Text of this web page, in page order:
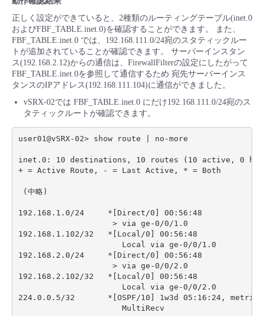
正しく設定ができていると、2種類のルーティングテーブル(inet.0
およびFBF_TABLE.inet.0)を確認することができます。 また、
FBF_TABLE.inet.0 では、192.168.111.0/24宛のスタティックルー
トが追加されていることが確認できます。 サーバーインスタン
ス(192.168.2.12)からの通信は、FirewallFilterの設定にしたがって
FBF_TABLE.inet.0を参照して通信するため 宛先サーバーインス
タンスのIPアドレス(192.168.111.104)に通信ができました。
vSRX-02では FBF_TABLE.inet.0 にだけ192.168.111.0/24宛のス
タティックルートが確認できます。
user01@vSRX-02> show route | no-more
inet.0: 10 destinations, 10 routes (10 active, 0
+ = Active Route, - = Last Active, * = Both
(中略)
192.168.1.0/24     *[Direct/0] 00:56:48
                    > via ge-0/0/1.0
192.168.1.102/32   *[Local/0] 00:56:48
                      Local via ge-0/0/1.0
192.168.2.0/24     *[Direct/0] 00:56:48
                    > via ge-0/0/2.0
192.168.2.102/32   *[Local/0] 00:56:48
                      Local via ge-0/0/2.0
224.0.0.5/32       *[OSPF/10] 1w3d 05:16:24, metric
                      MultiRecv